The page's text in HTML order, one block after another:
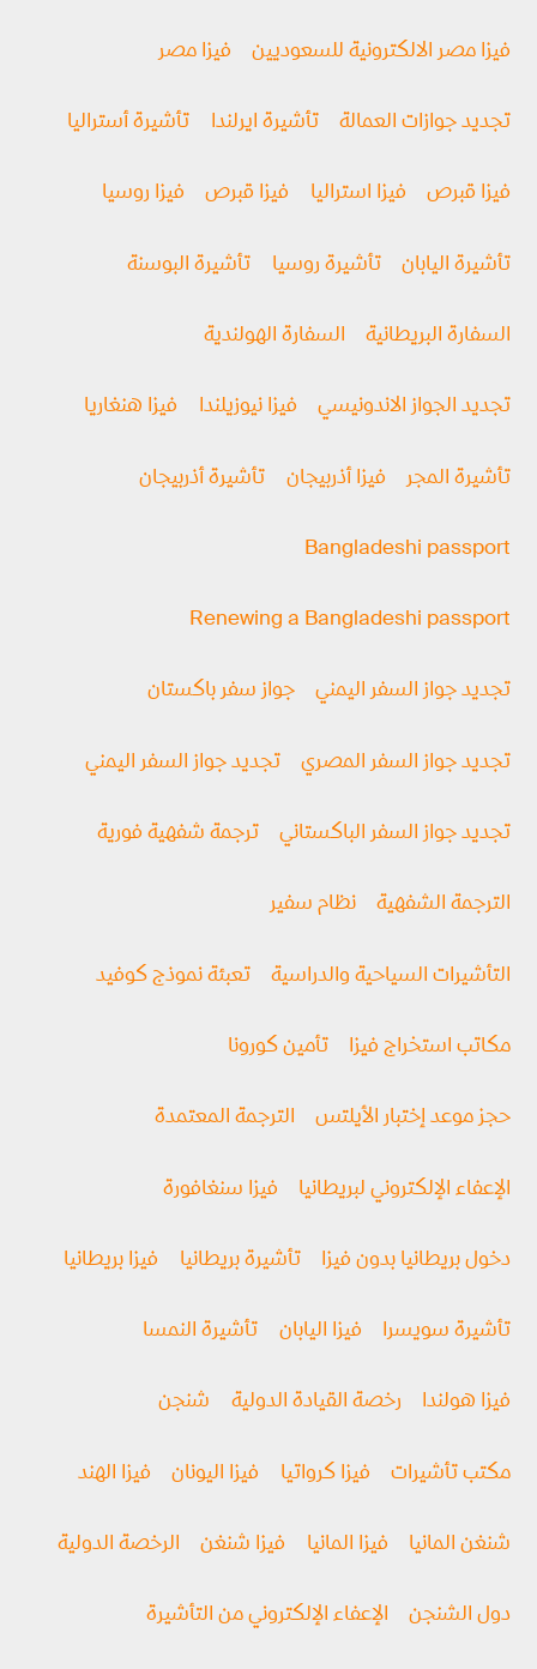
فيزا مصر الالكترونية للسعوديين فيزا مصر
تجديد جوازات العمالة تأشيرة ايرلندا تأشيرة أستراليا
فيزا قبرص فيزا استراليا فيزا قبرص فيزا روسيا
تأشيرة اليابان تأشيرة روسيا تأشيرة البوسنة
السفارة البريطانية السفارة الهولندية
تجديد الجواز الاندونيسي فيزا نيوزيلندا فيزا هنغاريا
تأشيرة المجر فيزا أذربيجان تأشيرة أذربيجان
Bangladeshi passport
Renewing a Bangladeshi passport
تجديد جواز السفر اليمني جواز سفر باكستان
تجديد جواز السفر المصري تجديد جواز السفر اليمني
تجديد جواز السفر الباكستاني ترجمة شفهية فورية
الترجمة الشفهية نظام سفير
التأشيرات السياحية والدراسية تعبئة نموذج كوفيد
مكاتب استخراج فيزا تأمين كورونا
حجز موعد إختبار الأيلتس الترجمة المعتمدة
الإعفاء الإلكتروني لبريطانيا فيزا سنغافورة
دخول بريطانيا بدون فيزا تأشيرة بريطانيا فيزا بريطانيا
تأشيرة سويسرا فيزا اليابان تأشيرة النمسا
فيزا هولندا رخصة القيادة الدولية شنجن
مكتب تأشيرات فيزا كرواتيا فيزا اليونان فيزا الهند
شنغن المانيا فيزا المانيا فيزا شنغن الرخصة الدولية
دول الشنجن الإعفاء الإلكتروني من التأشيرة